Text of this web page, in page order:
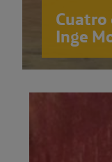
Cuatro
Inge